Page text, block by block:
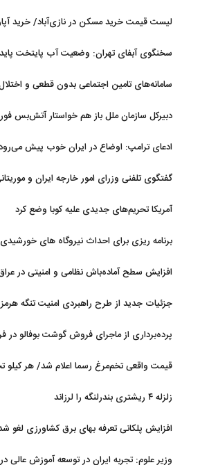
سخنگوی آبفای تهران: وضعیت آب پایتخت
سامانه‌های تامین اجتماعی بدون قطعی و
دبیرکل سازمان ملل باز هم خواستار آتش‌بس
ادعای ترامپ: اوضاع در ایران خوب پیش
گفتگوی تلفنی وزرای امور خارجه ایران و
آمریکا تحریم‌های جدیدی علیه کوبا وضع کرد
برنامه ریزی برای احداث نیروگاه های
افزایش سطح آماده‌باش نظامی و امنیتی در
جزئیات جدید از طرح راهبردی امنیت تنگه هرمز
پرده‌برداری از ماجرای فروش گوشت بوفالو
قیمت واقعی تخم‌مرغ رسما اعلام شد/ هر کیلو
زلزله ۴ ریشتری بندرلنگه را لرزاند
افزایش پلکانی تعرفه بهای برق کشاورزی لغو
وزیر علوم: تجربه ایران در توسعه آموزش عالی